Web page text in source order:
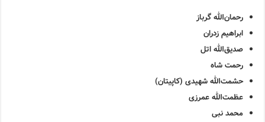
رحمان‌الله گرباز
ابراهیم زدران
صدیق‌الله اتل
رحمت شاه
حشمت‌الله شهیدی (کاپیتان)
عظمت‌الله عمرزی
محمد نبی